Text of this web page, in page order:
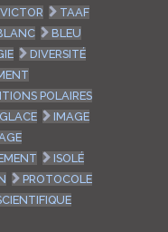
TAAF
BLEU
DIVERSITÉ
POLAIRES
GLACE
IMAGE
ISOLÉ
PROTOCOLE